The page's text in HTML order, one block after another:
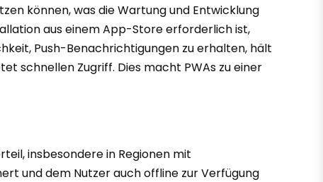
können, was die Wartung und Entwicklung
aus einem App-Store erforderlich ist,
Push-Benachrichtigungen zu erhalten, hält
schnellen Zugriff. Dies macht PWAs zu einer
insbesondere in Regionen mit
und dem Nutzer auch offline zur Verfügung